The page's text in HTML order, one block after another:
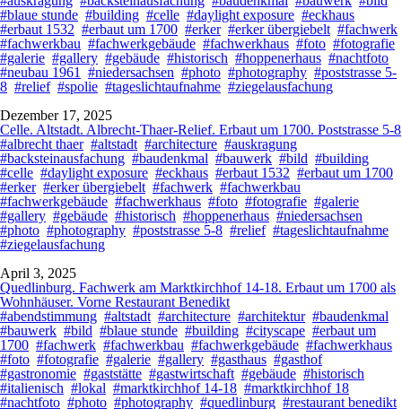
#blaue stunde #building #celle #daylight exposure #eckhaus
#erbaut 1532 #erbaut um 1700 #erker #erker übergiebelt #fachwerk
#fachwerkbau #fachwerkgebäude #fachwerkhaus #foto #fotografie
#galerie #gallery #gebäude #historisch #hoppenerhaus #nachtfoto
#neubau 1961
#niedersachsen #photo #photography #poststrasse 5-
8 #relief #spolie #tageslichtaufnahme #ziegelausfachung
Dezember 17, 2025
Celle. Altstadt. Albrecht-Thaer-Relief. Erbaut um 1700. Poststrasse 5-8
#albrecht thaer #altstadt #architecture #auskragung
#backsteinausfachung #baudenkmal #bauwerk #bild #building
#celle #daylight exposure #eckhaus #erbaut 1532 #erbaut um 1700
#erker #erker übergiebelt #fachwerk #fachwerkbau
#fachwerkgebäude #fachwerkhaus #foto #fotografie #galerie
#gallery #gebäude #historisch #hoppenerhaus #niedersachsen
#photo #photography #poststrasse 5-8 #relief #tageslichtaufnahme
#ziegelausfachung
April 3, 2025
Quedlinburg. Fachwerk am Marktkirchhof 14-18. Erbaut um 1700 als
Wohnhäuser. Vorne Restaurant Benedikt
#abendstimmung #altstadt #architecture #architektur #baudenkmal
#bauwerk #bild #blaue stunde #building #cityscape #erbaut um
1700 #fachwerk #fachwerkbau #fachwerkgebäude #fachwerkhaus
#foto #fotografie #galerie #gallery #gasthaus #gasthof
#gastronomie #gaststätte #gastwirtschaft #gebäude #historisch
#italienisch #lokal #marktkirchhof 14-18 #marktkirchhof 18
#nachtfoto #photo #photography #quedlinburg #restaurant benedikt